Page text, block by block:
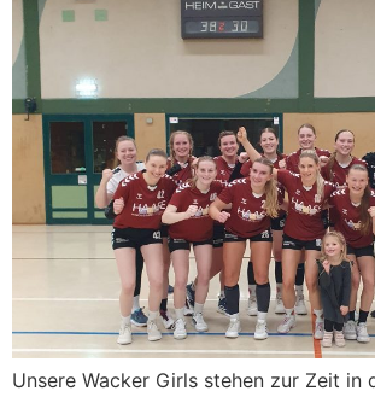
Unsere Wacker Girls stehen zur Zeit in